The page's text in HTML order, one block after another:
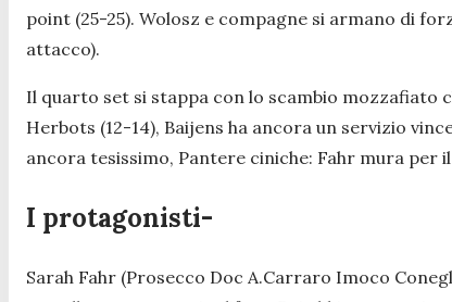
point (25-25). Wolosz e compagne si armano di
attacco).
Il quarto set si stappa con lo scambio mozzafiato
Herbots (12-14), Baijens ha ancora un servizio
ancora tesissimo, Pantere ciniche: Fahr mura per
I protagonisti-
Sarah Fahr (Prosecco Doc A.Carraro Imoco